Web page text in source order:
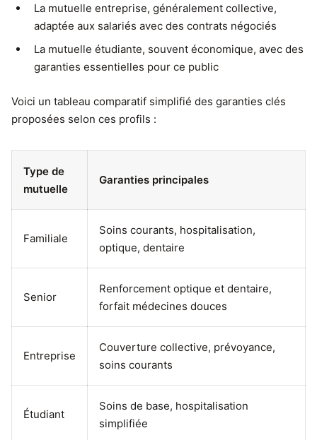
La mutuelle entreprise, généralement collective,
adaptée aux salariés avec des contrats négociés
La mutuelle étudiante, souvent économique, avec des
garanties essentielles pour ce public
Voici un tableau comparatif simplifié des garanties clés
proposées selon ces profils :
Type de
mutuelle
Garanties principales
Familiale
Soins courants, hospitalisation,
optique, dentaire
Senior
Renforcement optique et dentaire,
forfait médecines douces
Entreprise
Couverture collective, prévoyance,
soins courants
Étudiant
Soins de base, hospitalisation
simplifiée